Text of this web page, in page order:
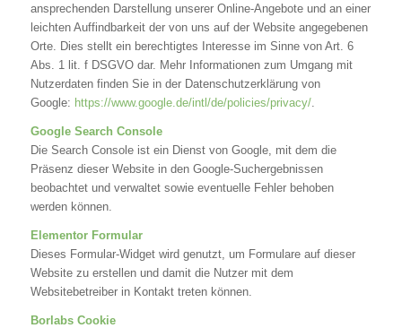
ansprechenden Darstellung unserer Online-Angebote und an einer
leichten Auffindbarkeit der von uns auf der Website angegebenen
Orte. Dies stellt ein berechtigtes Interesse im Sinne von Art. 6
Abs. 1 lit. f DSGVO dar. Mehr Informationen zum Umgang mit
Nutzerdaten finden Sie in der Datenschutzerklärung von
Google: https://www.google.de/intl/de/policies/privacy/.
Google Search Console
Die Search Console ist ein Dienst von Google, mit dem die
Präsenz dieser Website in den Google-Suchergebnissen
beobachtet und verwaltet sowie eventuelle Fehler behoben
werden können.
Elementor Formular
Dieses Formular-Widget wird genutzt, um Formulare auf dieser
Website zu erstellen und damit die Nutzer mit dem
Websitebetreiber in Kontakt treten können.
Borlabs Cookie